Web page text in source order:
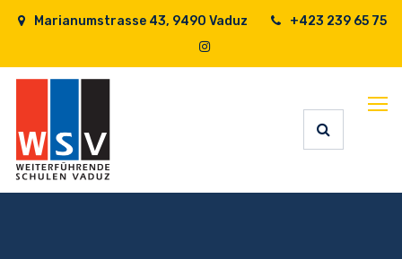
Marianumstrasse 43, 9490 Vaduz +423 239 65 75